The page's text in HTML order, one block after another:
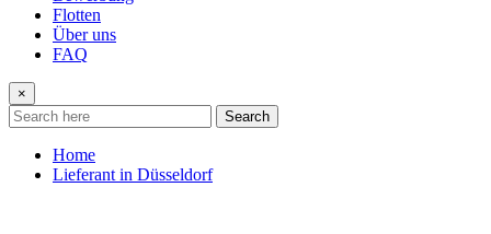
Flotten
Über uns
FAQ
×
Search
Home
Lieferant in Düsseldorf